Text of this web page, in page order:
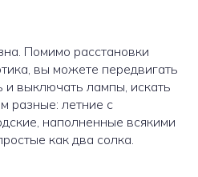
Помимо расстановки
вы можете передвигать
и выключать лампы, искать
разные: летние с
наполненные всякими
как два солка.